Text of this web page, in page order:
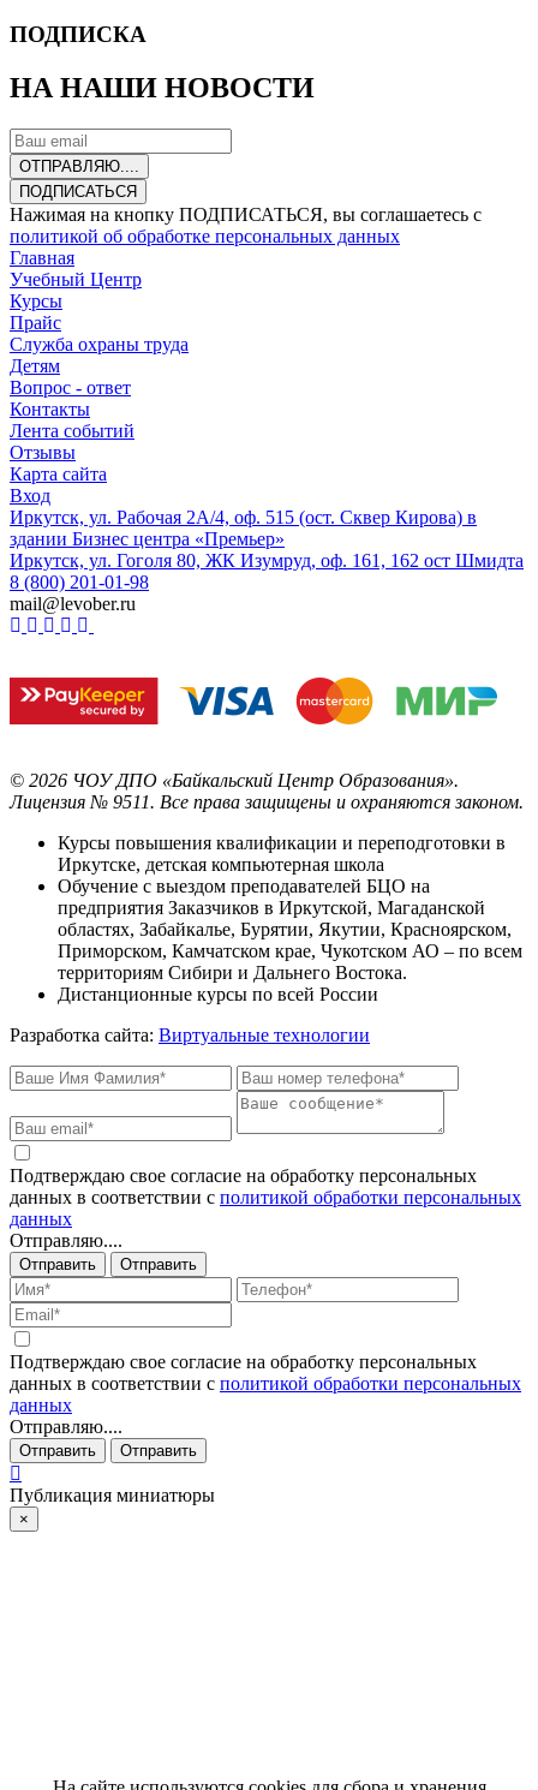
ПОДПИСКА
НА НАШИ НОВОСТИ
ОТПРАВЛЯЮ....
ПОДПИСАТЬСЯ
Нажимая на кнопку ПОДПИСАТЬСЯ, вы соглашаетесь с
политикой об обработке персональных данных
Главная
Учебный Центр
Курсы
Прайс
Служба охраны труда
Детям
Вопрос - ответ
Контакты
Лента событий
Отзывы
Карта сайта
Вход
Иркутск, ул. Рабочая 2А/4, оф. 515 (ост. Сквер Кирова) в
здании Бизнес центра «Премьер»
Иркутск, ул. Гоголя 80, ЖК Изумруд, оф. 161, 162 ост Шмидта
8 (800) 201-01-98
mail@levober.ru
© 2026 ЧОУ ДПО «Байкальский Центр Образования».
Лицензия № 9511. Все права защищены и охраняются законом.
Курсы повышения квалификации и переподготовки в
Иркутске, детская компьютерная школа
Обучение с выездом преподавателей БЦО на
предприятия Заказчиков в Иркутской, Магаданской
областях, Забайкалье, Бурятии, Якутии, Красноярском,
Приморском, Камчатском крае, Чукотском АО – по всем
территориям Сибири и Дальнего Востока.
Дистанционные курсы по всей России
Разработка сайта: Виртуальные технологии
Подтверждаю свое согласие на обработку персональных
данных в соответствии с политикой обработки персональных
данных
Отправляю....
Отправить Отправить
Подтверждаю свое согласие на обработку персональных
данных в соответствии с политикой обработки персональных
данных
Отправляю....
Отправить Отправить
Публикация миниатюры
×